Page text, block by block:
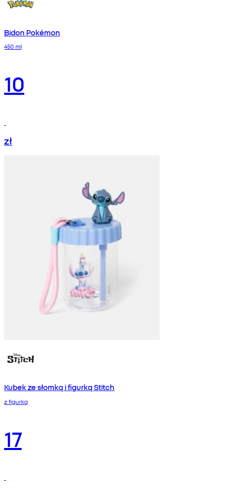
Bidon Pokémon
450 ml
10
zł
Kubek ze słomką i figurką Stitch
z figurką
17